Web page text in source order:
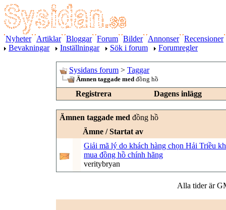
Nyheter Artiklar Bloggar Forum Bilder Annonser Recensioner
Bevakningar
Inställningar Sök i forum Forumregler
Sysidans forum > Taggar
Ämnen taggade med đồng hồ
Registrera Dagens inlägg
Ämnen taggade med đồng hồ
Ämne / Startat av
Giải mã lý do khách hàng chọn Hải Triều
mua đồng hồ chính hãng
veritybryan
Alla tider är